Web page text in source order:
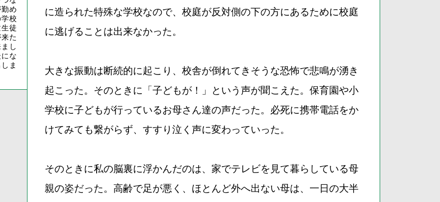
に造られた特殊な学校なので、校庭が反対側の下の方にあるために校庭
に逃げることは出来なかった。
大きな振動は断続的に起こり、校舎が倒れてきそうな恐怖で悲鳴が湧き
起こった。そのときに「子どもが！」という声が聞こえた。保育園や小
学校に子どもが行っているお母さん達の声だった。必死に携帯電話をか
けてみても繋がらず、すすり泣く声に変わっていった。
そのときに私の脳裏に浮かんだのは、家でテレビを見て暮らしている母
親の姿だった。高齢で足が悪く、ほとんど外へ出ない母は、一日の大半
め
校
徒
た
し
な
ま